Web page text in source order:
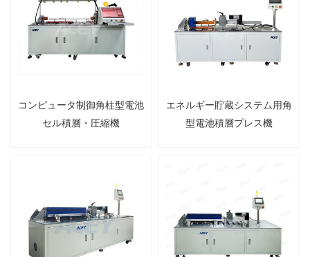
コンピュータ制御角柱型電池
セル積層・圧縮機
エネルギー貯蔵システム用角
型電池積層プレス機